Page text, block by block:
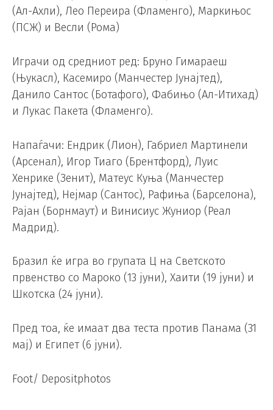
(Ал-Ахли), Лео Переира (Фламенго), Маркињос
(ПСЖ) и Весли (Рома)
Играчи од средниот ред: Бруно Гимараеш
(Њукасл), Касемиро (Манчестер Јунајтед),
Данило Сантос (Ботафого), Фабињо (Ал-Итихад)
и Лукас Пакета (Фламенго).
Напаѓачи: Ендрик (Лион), Габриел Мартинели
(Арсенал), Игор Тиаго (Брентфорд), Луис
Хенрике (Зенит), Матеус Куња (Манчестер
Јунајтед), Нејмар (Сантос), Рафиња (Барселона),
Рајан (Борнмаут) и Винисиус Жуниор (Реал
Мадрид).
Бразил ќе игра во групата Ц на Светското
првенство со Мароко (13 јуни), Хаити (19 јуни) и
Шкотска (24 јуни).
Пред тоа, ќе имаат два теста против Панама (31
мај) и Египет (6 јуни).
Foot/ Depositphotos